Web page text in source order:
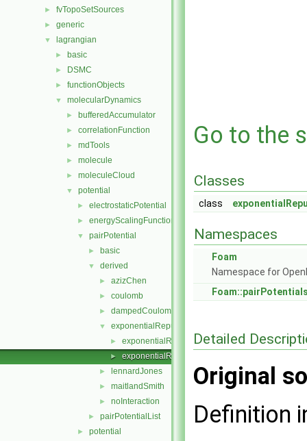
► fvTopoSetSources
► generic
▼ lagrangian
► basic
► DSMC
► functionObjects
▼ molecularDynamics
► bufferedAccumulator
► correlationFunction
► mdTools
► molecule
► moleculeCloud
▼ potential
► electrostaticPotential
► energyScalingFunction
▼ pairPotential
► basic
▼ derived
► azizChen
► coulomb
► dampedCoulomb
▼ exponentialRepulsion
► exponentialRepulsion.C
► exponentialRepulsion.H
► lennardJones
► maitlandSmith
► noInteraction
► pairPotentialList
► potential
Go to the
Classes
class
Namespaces
Foam
Namespace for
Detailed
Original
Definition